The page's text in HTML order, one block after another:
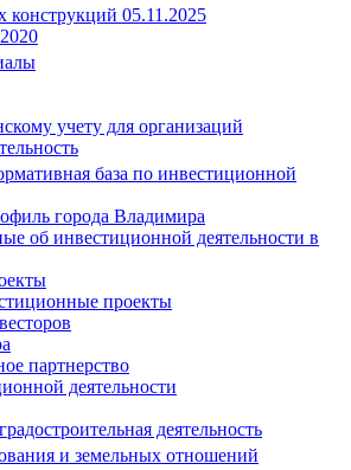
05.11.2025
учету для организаций
база по инвестиционной
города Владимира
об инвестиционной деятельности в
проекты
партнерство
деятельности
деятельность
и земельных отношений